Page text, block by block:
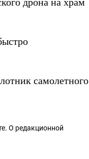
самолетного
О редакционной